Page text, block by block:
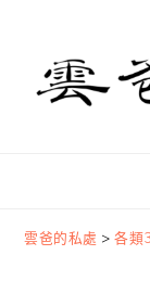
primary
navigation
content
primary
sidebar
雲爸的私處 >各類